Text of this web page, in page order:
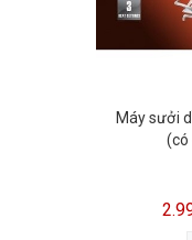
Máy sưởi
(có